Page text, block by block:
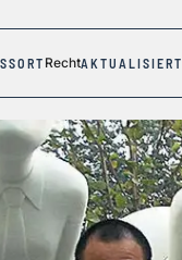
RechtAKTUALISIERT